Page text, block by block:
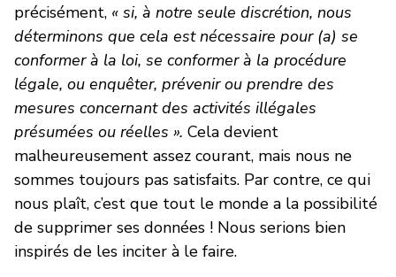
précisément, « si, à notre seule discrétion, nous
déterminons que cela est nécessaire pour (a) se
conformer à la loi, se conformer à la procédure
légale, ou enquêter, prévenir ou prendre des
mesures concernant des activités illégales
présumées ou réelles ». Cela devient
malheureusement assez courant, mais nous ne
sommes toujours pas satisfaits. Par contre, ce qui
nous plaît, c’est que tout le monde a la possibilité
de supprimer ses données ! Nous serions bien
inspirés de les inciter à le faire.